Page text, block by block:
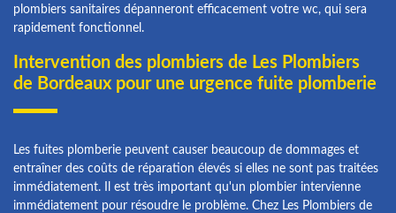
plombiers sanitaires dépanneront efficacement votre wc, qui sera
rapidement fonctionnel.
Intervention des plombiers de Les Plombiers
de Bordeaux pour une urgence fuite plomberie
Les fuites plomberie peuvent causer beaucoup de dommages et
entraîner des coûts de réparation élevés si elles ne sont pas traitées
immédiatement. Il est très important qu'un plombier intervienne
immédiatement pour résoudre le problème. Chez Les Plombiers de